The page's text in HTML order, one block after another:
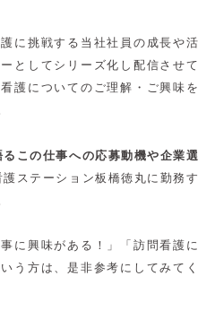
に挑戦する当社社員の成長や活
としてシリーズ化し配信させて
護についてのご理解・ご興味を
この仕事への応募動機や企業選
ステーション板橋徳丸に勤務す
に興味がある！」「訪問看護に
う方は、是非参考にしてみてく